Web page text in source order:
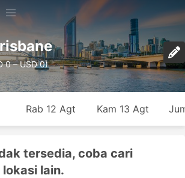
0 – USD 0)
Rab 12 Agt Kam 13 Agt
tersedia, coba cari
lain.